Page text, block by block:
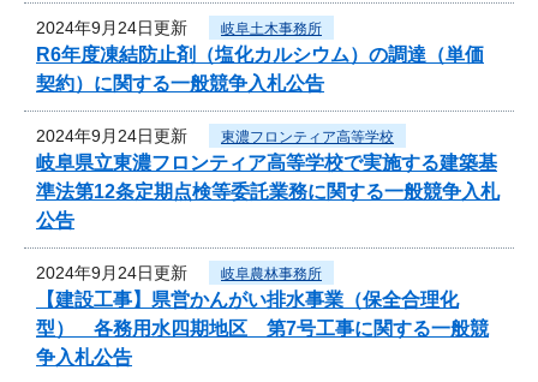
2024年9月24日更新 岐阜土木事務所
R6年度凍結防止剤（塩化カルシウム）の調達（単価
契約）に関する一般競争入札公告
2024年9月24日更新 東濃フロンティア高等学校
岐阜県立東濃フロンティア高等学校で実施する建築基
準法第12条定期点検等委託業務に関する一般競争入札
公告
2024年9月24日更新 岐阜農林事務所
【建設工事】県営かんがい排水事業（保全合理化
型） 各務用水四期地区 第7号工事に関する一般競
争入札公告